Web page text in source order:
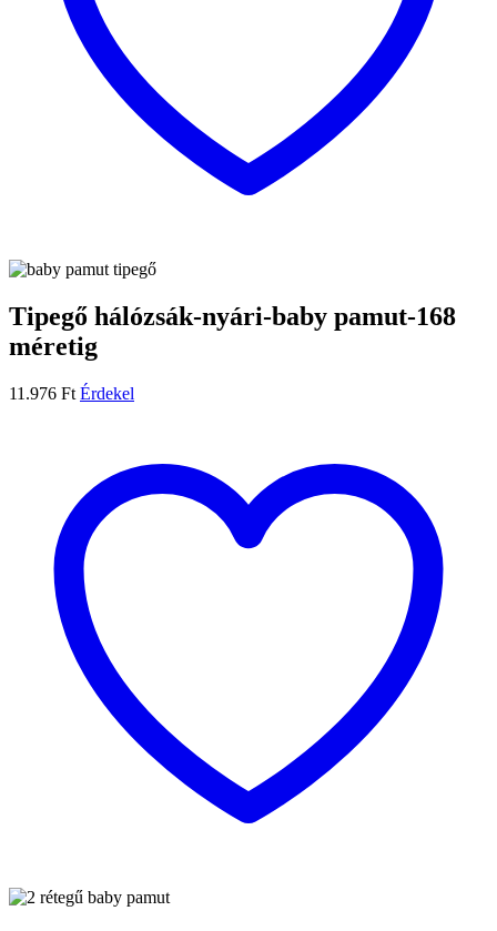
Tipegő hálózsák-nyári-baby pamut-168
méretig
11.976 Ft Érdekel